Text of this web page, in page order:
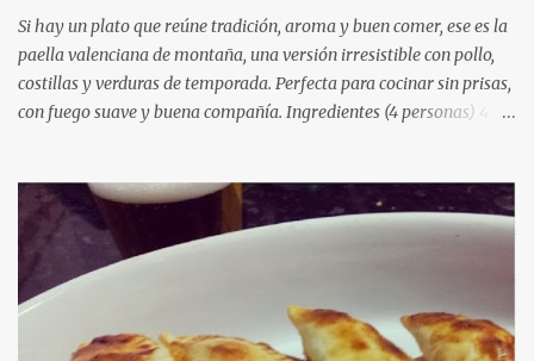
Si hay un plato que reúne tradición, aroma y buen comer, ese es la
paella valenciana de montaña, una versión irresistible con pollo,
costillas y verduras de temporada. Perfecta para cocinar sin prisas,
con fuego suave y buena compañía. Ingredientes (4 personas) 400
verdes planas 2 tomates maduros rallados 1,2 litros de caldo de
pollo (o agua) 1 cucharadita de hebras de azafrán 1 cucharadita de
pimentón dulce 2 dientes de ajo Aceite de oliva virgen extra Sal al
gusto (Opcional) una ramita de romero Elaboración 1. Prepara las
verduras Limpia las alcachofas, retira las hojas duras y córtalas en
cuartos. Trocea las judías verdes. Reserva en agua con limón para